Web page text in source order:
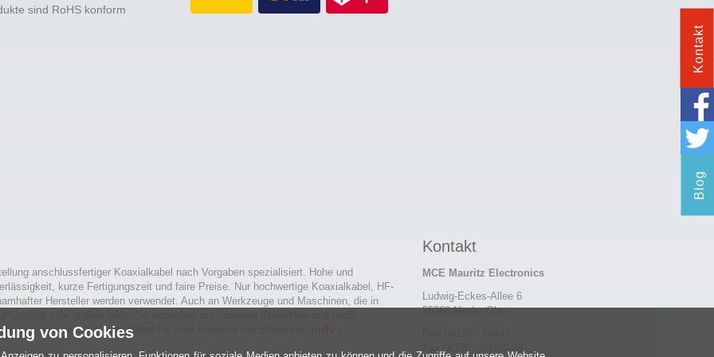
sind RoHS konform
anschlussfertiger Koaxialkabel nach Vorgaben spezialisiert. Hohe und
kurze Fertigungszeit und faire Preise. Nur hochwertige Koaxialkabel, HF-
Hersteller werden verwendet. Auch an Werkzeuge und Maschinen, die in
konfektionierte Koaxialkabel für viele Bereiche der Elektronik.
Kontakt
MCE Mauritz Electronics
Ludwig-Eckes-Allee 6
55268 Nieder-Olm
Kontakt
Blog
von Cookies